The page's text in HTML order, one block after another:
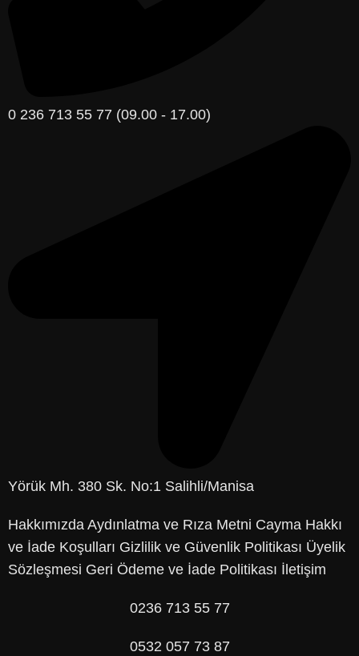
0 236 713 55 77 (09.00 - 17.00)
Yörük Mh. 380 Sk. No:1 Salihli/Manisa
Hakkımızda Aydınlatma ve Rıza Metni Cayma Hakkı
ve İade Koşulları Gizlilik ve Güvenlik Politikası Üyelik
Sözleşmesi Geri Ödeme ve İade Politikası İletişim
0236 713 55 77
0532 057 73 87